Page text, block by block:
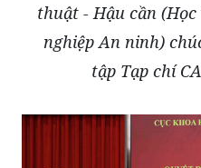
thuật - Hậu cần
nghiệp An ninh)
tập Tạp chí